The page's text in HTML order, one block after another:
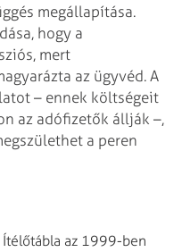
megállapítása.
hogy a
mert
az ügyvéd. A
– ennek költségeit
az adófizetők állják –,
a peren
az 1999-ben